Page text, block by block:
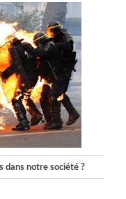
dans notre société ?